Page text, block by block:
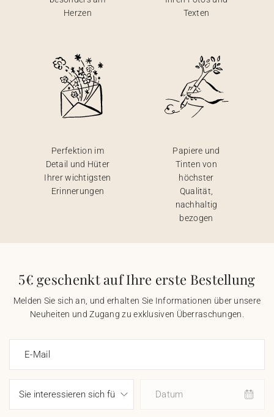
Herzen
Texten
Perfektion im
Detail und Hüter
Ihrer wichtigsten
Erinnerungen
Papiere und
Tinten von
höchster
Qualität,
nachhaltig
bezogen
5€ geschenkt auf Ihre erste Bestellung
Melden Sie sich an, und erhalten Sie Informationen über unsere
Neuheiten und Zugang zu exklusiven Überraschungen.
E-Mail
Datum